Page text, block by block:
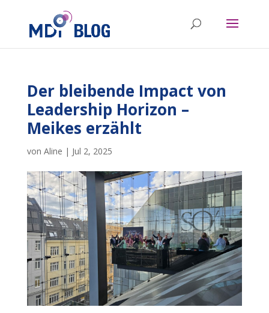
Der bleibende Impact von
Leadership Horizon –
Meikes erzählt
von Aline | Jul 2, 2025